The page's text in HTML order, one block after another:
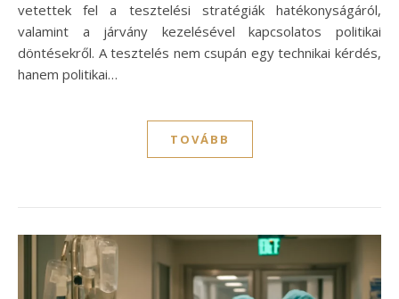
vetettek fel a tesztelési stratégiák hatékonyságáról,
valamint a járvány kezelésével kapcsolatos politikai
döntésekről. A tesztelés nem csupán egy technikai kérdés,
hanem politikai…
TOVÁBB